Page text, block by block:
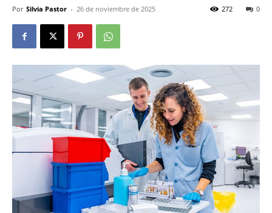
Por Silvia Pastor - 26 de noviembre de 2025 0
272